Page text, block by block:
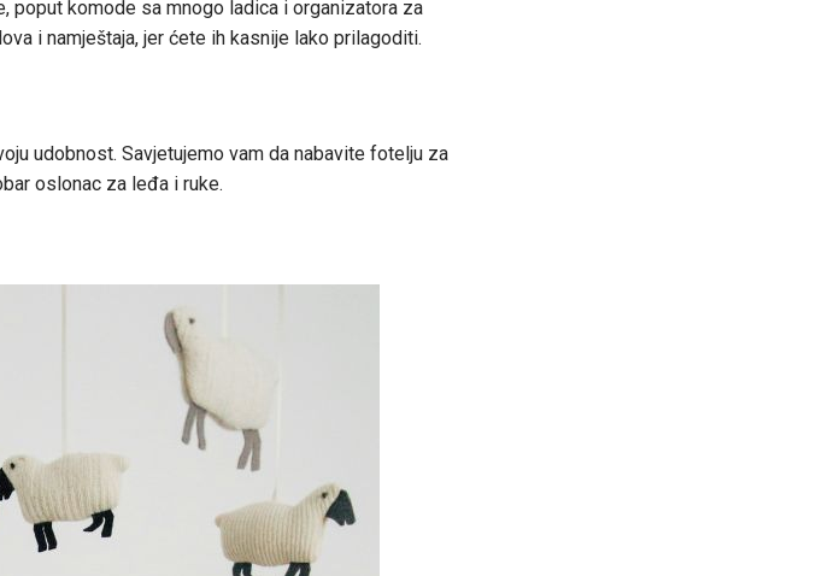
poput komode sa mnogo ladica i organizatora za
i namještaja, jer ćete ih kasnije lako prilagoditi.
udobnost. Savjetujemo vam da nabavite fotelju za
oslonac za leđa i ruke.